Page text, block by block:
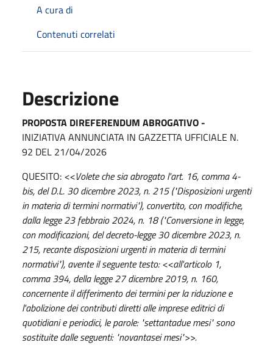
A cura di
Contenuti correlati
Descrizione
PROPOSTA DIREFERENDUM ABROGATIVO -
INIZIATIVA ANNUNCIATA IN GAZZETTA UFFICIALE N.
92 DEL 21/04/2026
QUESITO: <<Volete che sia abrogato l'art. 16, comma 4-
bis, del D.L. 30 dicembre 2023, n. 215 ("Disposizioni urgenti
in materia di termini normativi"), convertito, con modifiche,
dalla legge 23 febbraio 2024, n. 18 ("Conversione in legge,
con modificazioni, del decreto-legge 30 dicembre 2023, n.
215, recante disposizioni urgenti in materia di termini
normativi"), avente il seguente testo: <<all'articolo 1,
comma 394, della legge 27 dicembre 2019, n. 160,
concernente il differimento dei termini per la riduzione e
l'abolizione dei contributi diretti alle imprese editrici di
quotidiani e periodici, le parole: "settantadue mesi" sono
sostituite dalle seguenti: "novantasei mesi">>.